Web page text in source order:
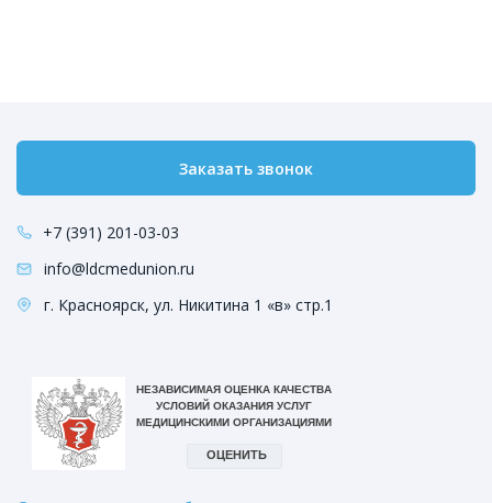
Заказать звонок
+7 (391) 201-03-03
info@ldcmedunion.ru
г. Красноярск, ул. Никитина 1 «в» стр.1